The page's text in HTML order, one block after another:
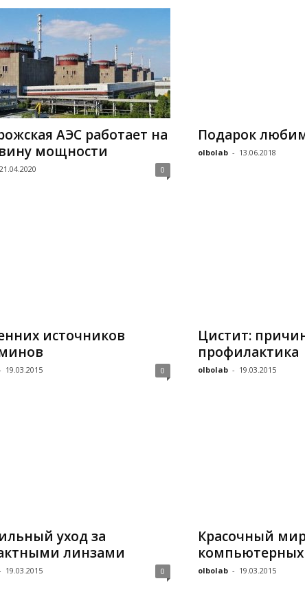
АЭС работает на
мощности
21.04.2020 0
Подарок
olbolab - 13.06.2018
источников
19.03.2015 0
Цистит:
профилактика
olbolab - 19.03.2015
уход за
линзами
19.03.2015 0
Красочный
компьютерных
olbolab - 19.03.2015